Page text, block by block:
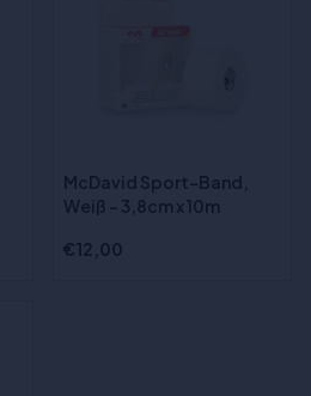
McDavid Sport-Band,
Weiß - 3,8cm x 10m
€12,00